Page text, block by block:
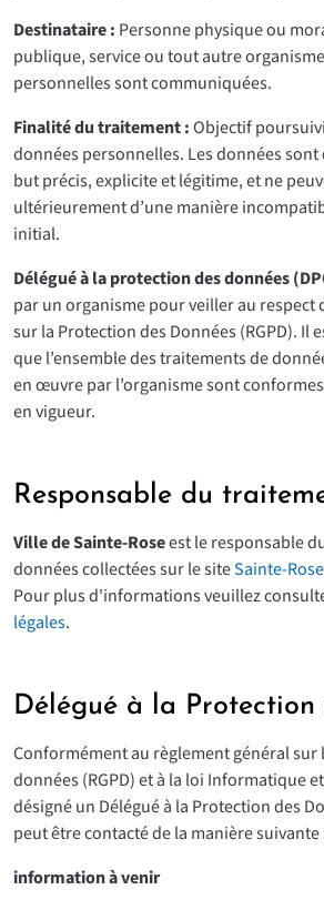
Destinataire : Personne physique ou
publique, service ou tout autre
personnelles sont communiquées.
Finalité du traitement :Objectif
données personnelles. Les données
but précis, explicite et légitime, et ne
ultérieurement d’une manière
initial.
Délégué à la protection des données
par un organisme pour veiller au respect
sur la Protection des Données (RGPD). Il
que l’ensemble des traitements de
en œuvre par l’organisme sont
en vigueur.
Responsable du
Ville de Sainte-Roseest le responsable
données collectées sur le siteSainte-Rose
Pour plus d'informations veuillez
légales.
Délégué à la Protection
Conformément au règlement général
données (RGPD) et à la loi Informatique
désigné un Délégué à la Protection des
peut être contacté de la manière suivante
information à venir